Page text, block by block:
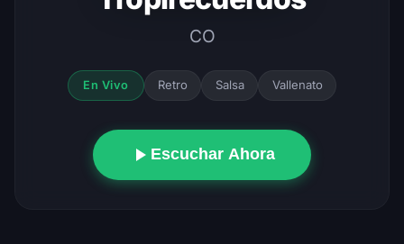
CO
En Vivo Retro Salsa Vallenato
Escuchar Ahora